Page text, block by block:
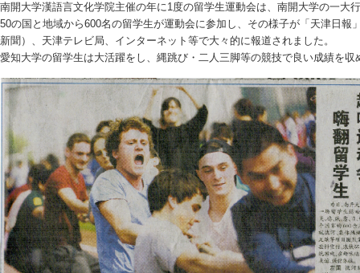
南開大学漢語言文化学院主催の年に1度の留学生運動会は、南開大学の一大
50の国と地域から600名の留学生が運動会に参加し、その様子が「天津日報
新聞）、天津テレビ局、インターネット等で大々的に報道されました。
愛知大学の留学生は大活躍をし、縄跳び・二人三脚等の競技で良い成績を